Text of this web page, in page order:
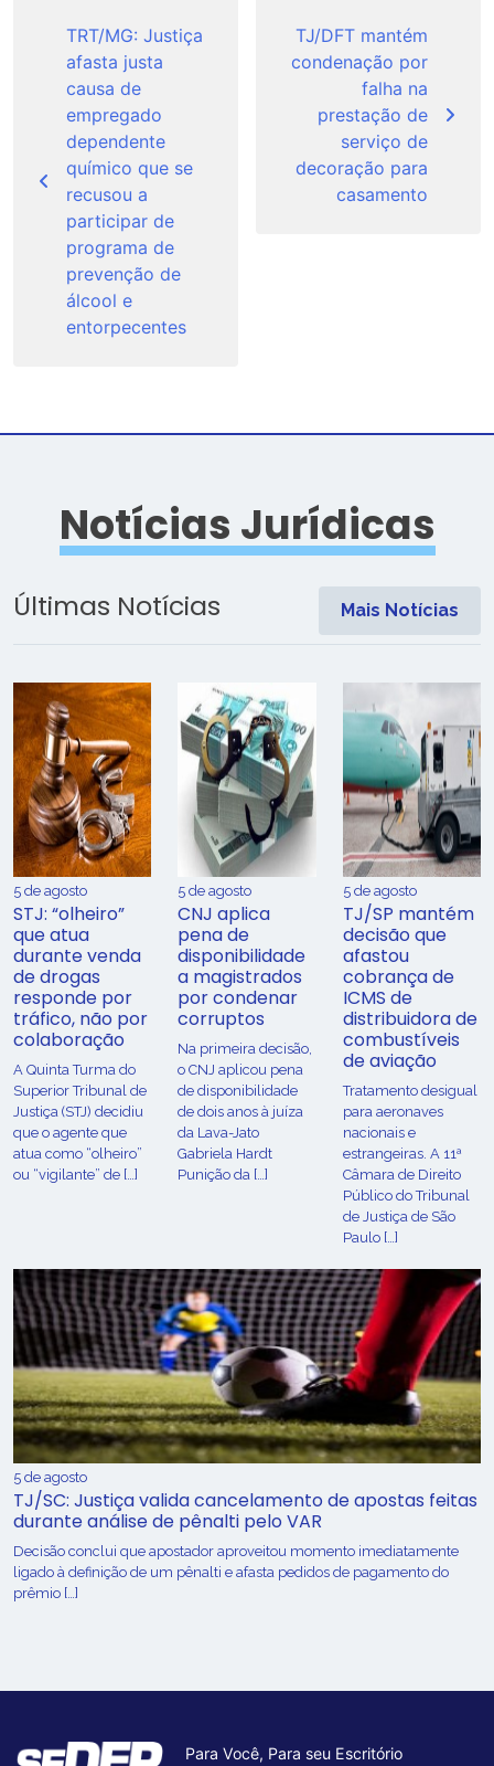
Post
TRT/MG: Justiça
afasta justa
causa de
empregado
dependente
químico que se
recusou a
participar de
programa de
prevenção de
álcool e
entorpecentes
TJ/DFT mantém
condenação por
falha na
prestação de
serviço de
decoração para
casamento
Notícias Jurídicas
Últimas Notícias Mais Notícias
5 de agosto
STJ: “olheiro”
que atua
durante venda
de drogas
responde por
tráfico, não por
colaboração
A Quinta Turma do
Superior Tribunal de
Justiça (STJ) decidiu
que o agente que
atua como “olheiro”
ou “vigilante” de […]
5 de agosto
CNJ aplica
pena de
disponibilidade
a magistrados
por condenar
corruptos
Na primeira decisão,
o CNJ aplicou pena
de disponibilidade
de dois anos à juíza
da Lava-Jato
Gabriela Hardt
Punição da […]
5 de agosto
TJ/SP mantém
decisão que
afastou
cobrança de
ICMS de
distribuidora de
combustíveis
de aviação
Tratamento desigual
para aeronaves
nacionais e
estrangeiras. A 11ª
Câmara de Direito
Público do Tribunal
de Justiça de São
Paulo […]
5 de agosto
TJ/SC: Justiça valida cancelamento de apostas feitas
durante análise de pênalti pelo VAR
Decisão conclui que apostador aproveitou momento imediatamente
ligado à definição de um pênalti e afasta pedidos de pagamento do
prêmio […]
Para Você, Para seu Escritório